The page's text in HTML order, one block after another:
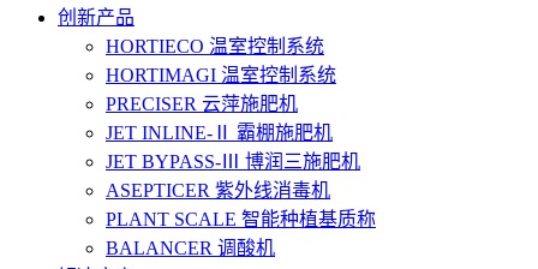
创新产品
HORTIECO 温室控制系统
HORTIMAGI 温室控制系统
PRECISER 云萍施肥机
JET INLINE-Ⅱ 霸棚施肥机
JET BYPASS-Ⅲ 博润三施肥机
ASEPTICER 紫外线消毒机
PLANT SCALE 智能种植基质称
BALANCER 调酸机